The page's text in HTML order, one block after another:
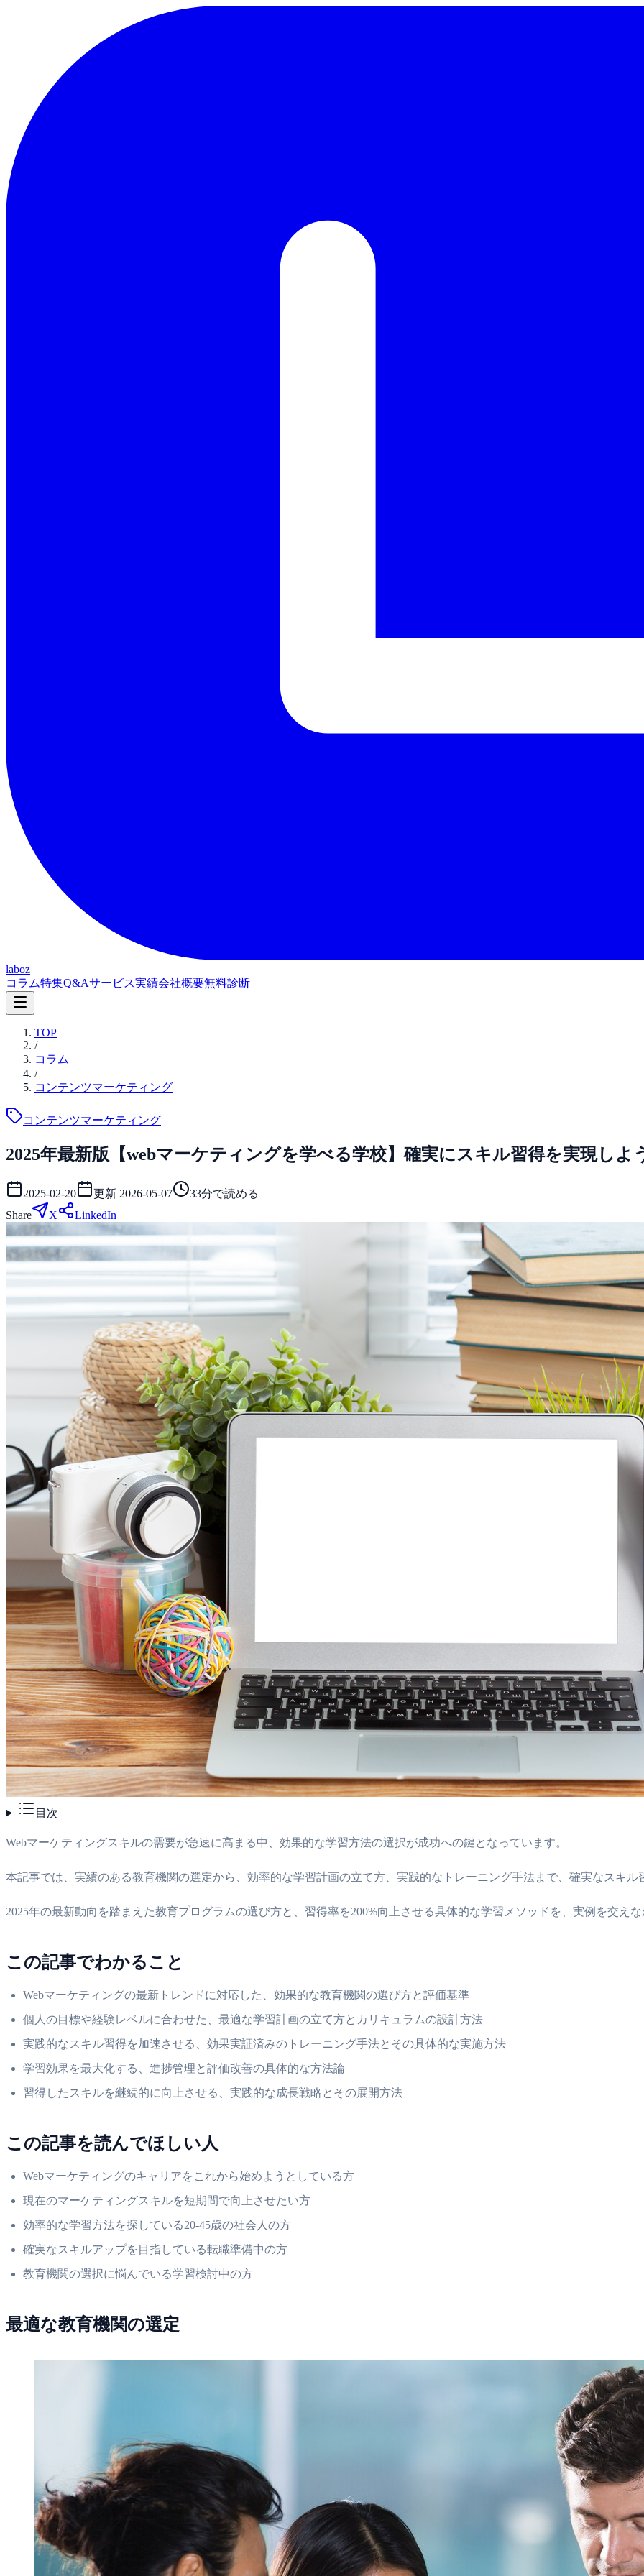
laboz
コラム特集Q&Aサービス実績会社概要無料診断
TOP
/
コラム
/
コンテンツマーケティング
コンテンツマーケティング
2025年最新版【webマーケティングを学べる学校】確実にスキル習得を実現しよ
2025-02-20 更新 2026-05-07 33分で読める
Share
X LinkedIn
目次
Webマーケティングスキルの需要が急速に高まる中、効果的な学習方法の選択が成功への鍵となっています。
本記事では、実績のある教育機関の選定から、効率的な学習計画の立て方、実践的なトレーニング手法まで、確実なスキ
2025年の最新動向を踏まえた教育プログラムの選び方と、習得率を200%向上させる具体的な学習メソッドを、実例を交え
この記事でわかること
Webマーケティングの最新トレンドに対応した、効果的な教育機関の選び方と評価基準
個人の目標や経験レベルに合わせた、最適な学習計画の立て方とカリキュラムの設計方法
実践的なスキル習得を加速させる、効果実証済みのトレーニング手法とその具体的な実施方法
学習効果を最大化する、進捗管理と評価改善の具体的な方法論
習得したスキルを継続的に向上させる、実践的な成長戦略とその展開方法
この記事を読んでほしい人
Webマーケティングのキャリアをこれから始めようとしている方
現在のマーケティングスキルを短期間で向上させたい方
効率的な学習方法を探している20-45歳の社会人の方
確実なスキルアップを目指している転職準備中の方
教育機関の選択に悩んでいる学習検討中の方
最適な教育機関の選定